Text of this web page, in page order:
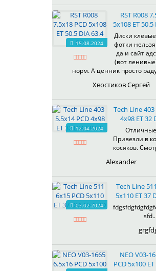
602
604
607
614
622
624
625
626
628
629
633
634
635
641
15.08.2024
RST R008
5x108 ET 50.5
Диски
фотки
да и сайт
(вот
норм. А ценник просто
Хвостиков Сергей
12.04.2024
Tech Line 403
4x98 ET 32
Привезли в
косяков.
Alexander
03.02.2024
Tech Line
5x110 ET 37
sfd..
NEO V03-
PCD 5x100